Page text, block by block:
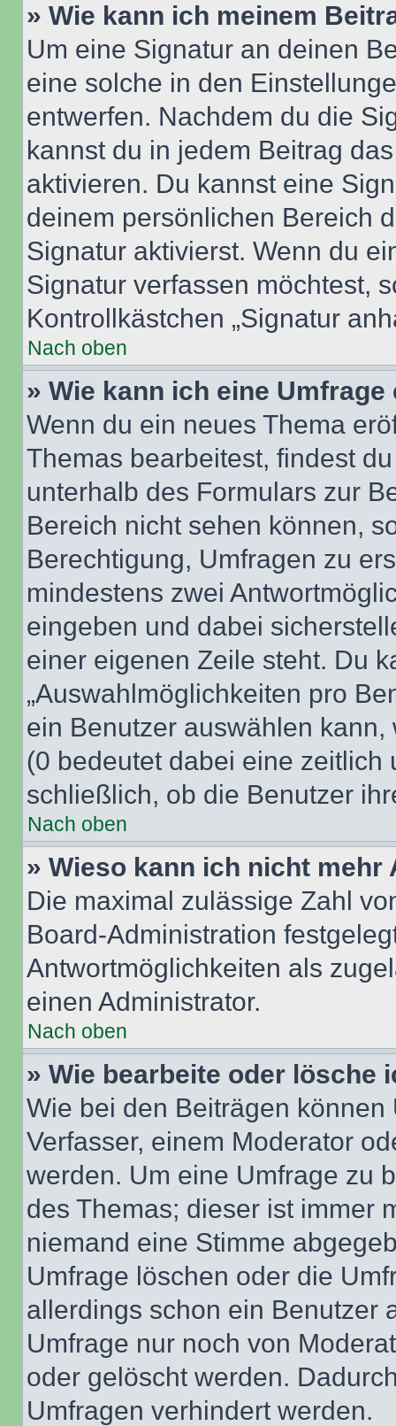
» Wie kann ich meinem
Um eine Signatur an deinen
eine solche in den
entwerfen. Nachdem du die
kannst du in jedem Beitrag
aktivieren. Du kannst eine
deinem persönlichen Bereich
Signatur aktivierst. Wenn du
Signatur verfassen möchtest,
Kontrollkästchen „Signatur
Nach oben
» Wie kann ich eine
Wenn du ein neues Thema
Themas bearbeitest, findest
unterhalb des Formulars zur
Bereich nicht sehen können,
Berechtigung, Umfragen zu
mindestens zwei
eingeben und dabei
einer eigenen Zeile steht. Du
„Auswahlmöglichkeiten pro
ein Benutzer auswählen
(0 bedeutet dabei eine
schließlich, ob die Benutzer
Nach oben
» Wieso kann ich nicht
Die maximal zulässige Zahl
Board-Administration
Antwortmöglichkeiten als
einen Administrator.
Nach oben
» Wie bearbeite oder lösche
Wie bei den Beiträgen
Verfasser, einem Moderator
werden. Um eine Umfrage zu
des Themas; dieser ist immer
niemand eine Stimme
Umfrage löschen oder die
allerdings schon ein Benutzer
Umfrage nur noch von
oder gelöscht werden.
Umfragen verhindert werden.